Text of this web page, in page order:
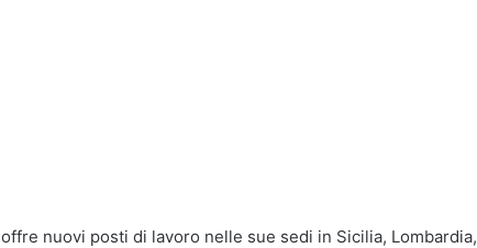
offre nuovi posti di lavoro nelle sue sedi in Sicilia, Lombardia,